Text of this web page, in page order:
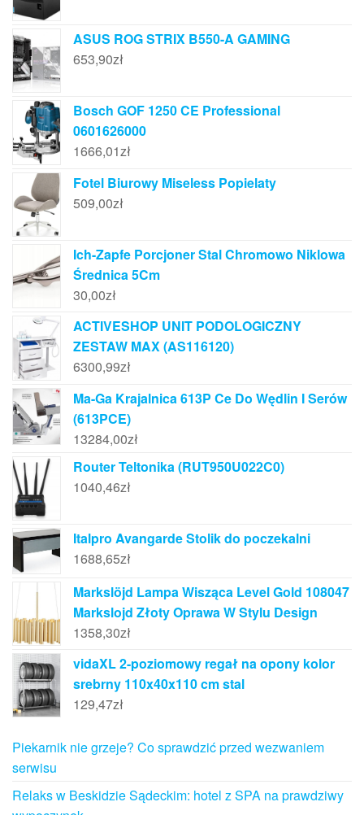
ASUS ROG STRIX B550-A GAMING
653,90zł
Bosch GOF 1250 CE Professional
0601626000
1666,01zł
Fotel Biurowy Miseless Popielaty
509,00zł
Ich-Zapfe Porcjoner Stal Chromowo Niklowa
Średnica 5Cm
30,00zł
ACTIVESHOP UNIT PODOLOGICZNY
ZESTAW MAX (AS116120)
6300,99zł
Ma-Ga Krajalnica 613P Ce Do Wędlin I Serów
(613PCE)
13284,00zł
Router Teltonika (RUT950U022C0)
1040,46zł
Italpro Avangarde Stolik do poczekalni
1688,65zł
Markslöjd Lampa Wisząca Level Gold 108047
Markslojd Złoty Oprawa W Stylu Design
1358,30zł
vidaXL 2-poziomowy regał na opony kolor
srebrny 110x40x110 cm stal
129,47zł
Piekarnik nie grzeje? Co sprawdzić przed wezwaniem
serwisu
Relaks w Beskidzie Sądeckim: hotel z SPA na prawdziwy